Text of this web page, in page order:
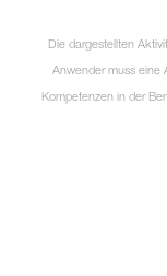
Die dargestellten
Anwender muss eine
Kompetenzen in der